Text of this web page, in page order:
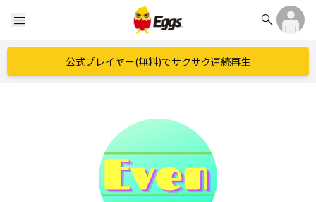
menu search
公式プレイヤー(無料)でサクサク連続再生